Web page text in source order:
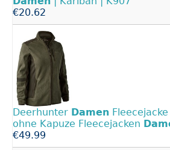
€20.62
Deerhunter Damen
ohne Kapuze Fleecejacken
€49.99